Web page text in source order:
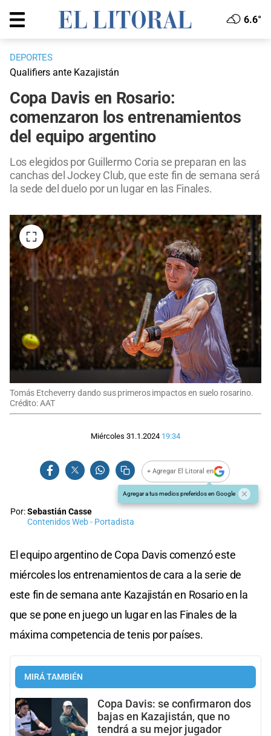
6.6°
DEPORTES
Qualifiers ante Kazajistán
Copa Davis en Rosario:
comenzaron los entrenamientos
del equipo argentino
Los elegidos por Guillermo Coria se preparan en las
canchas del Jockey Club, que este fin de semana será
la sede del duelo por un lugar en las Finales.
Tomás Etcheverry dando sus primeros impactos en suelo rosarino.
Crédito: AAT
Miércoles 31.1.2024 19:34
+ Agregar El Litoral en
Agregar a tus medios preferidos en Google
Por:Sebastián Casse
Contenidos Web - Portadista
El equipo argentino de Copa Davis comenzó este
miércoles los entrenamientos de cara a la serie de
este fin de semana ante Kazajistán en Rosario en la
que se pone en juego un lugar en las Finales de la
máxima competencia de tenis por países.
MIRÁ TAMBIÉN
Copa Davis: se confirmaron dos
bajas en Kazajistán, que no
tendrá a su mejor jugador